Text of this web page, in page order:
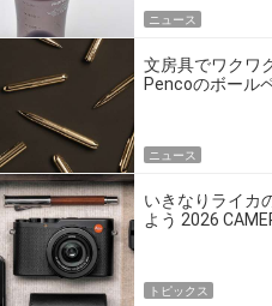
ニュース
文房具でワクワ
Pencoのボール
ニュース
いきなりライカ
よう 2026
トピックス